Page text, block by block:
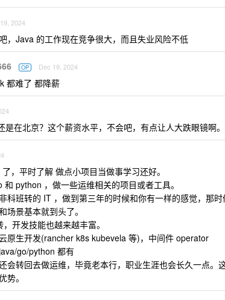
2024
，Java 的工作现在竞争很大，而且失业风险不低
OP Dec 19, 2024
都难了 都降薪
是在北京？这个薪资水平，不会吧，有点让人大跌眼镜啊。
，平时了解 做点小项目当做事学习还好。
python ，做一些运维相关的项目或者工具。
科班转的 IT ，做到第三年的时候和你有一样的感觉，那
场景基本就到头了。
开发技能也越来越丰富。
原生开发(rancher k8s kubevela 等)，中间件 operator
go/python 都有
会转回去做运维，毕竟老本行，职业生涯也会长久一点。
势。